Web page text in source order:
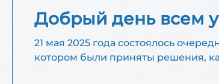
С
АМ
Добрый день всем
21 мая 2025 года состоялось
котором были приняты решения,